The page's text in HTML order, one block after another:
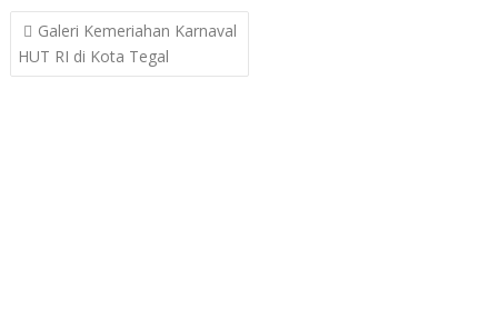
Post
navigation
Galeri Kemeriahan Karnaval
HUT RI di Kota Tegal